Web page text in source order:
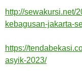
http://sewakursi.net/
kebagusan-jakarta-
https://
asyik-2023/